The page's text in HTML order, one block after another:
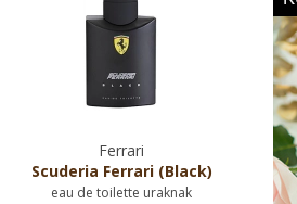
Ferrari
Scuderia Ferrari (Black)
eau de toilette uraknak